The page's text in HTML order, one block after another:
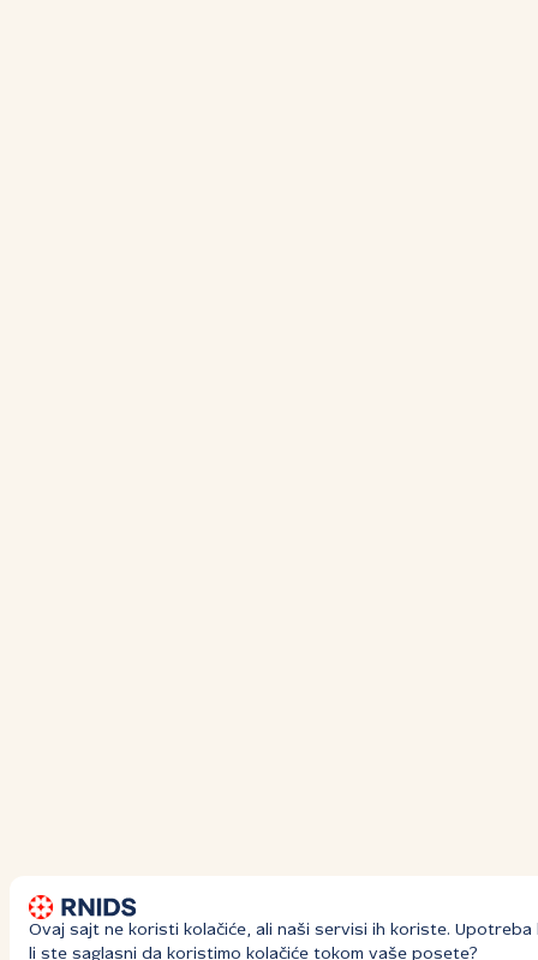
Ovaj sajt ne koristi kolačiće, ali naši servisi ih koriste. Upotreba
li ste saglasni da koristimo kolačiće tokom vaše posete?